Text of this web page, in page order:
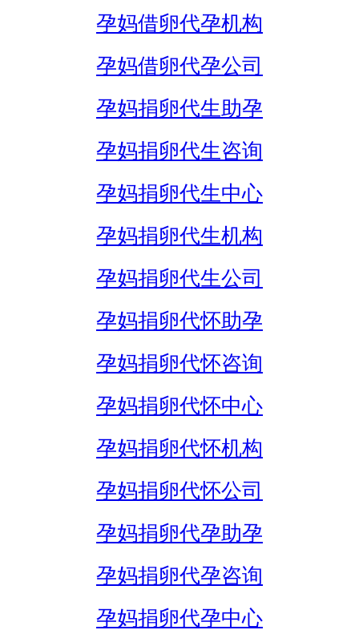
孕妈借卵代孕机构
孕妈借卵代孕公司
孕妈捐卵代生助孕
孕妈捐卵代生咨询
孕妈捐卵代生中心
孕妈捐卵代生机构
孕妈捐卵代生公司
孕妈捐卵代怀助孕
孕妈捐卵代怀咨询
孕妈捐卵代怀中心
孕妈捐卵代怀机构
孕妈捐卵代怀公司
孕妈捐卵代孕助孕
孕妈捐卵代孕咨询
孕妈捐卵代孕中心